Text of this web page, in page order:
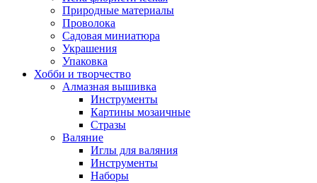
Природные материалы
Проволока
Садовая миниатюра
Украшения
Упаковка
Хобби и творчество
Алмазная вышивка
Инструменты
Картины мозаичные
Стразы
Валяние
Иглы для валяния
Инструменты
Наборы